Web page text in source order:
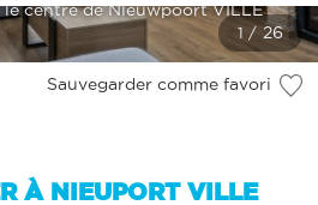
le centre de Nieuwpoort VILLE
Sauvegarder comme favori
À NIEUPORT VILLE